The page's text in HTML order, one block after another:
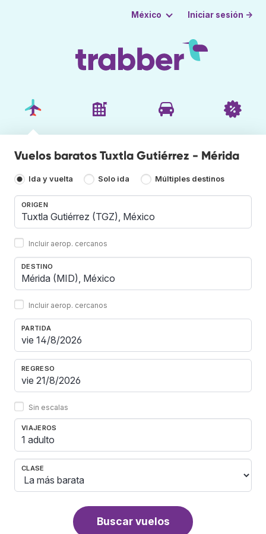
México Iniciar sesión →
Vuelos baratos Tuxtla Gutiérrez - Mérida
Ida y vuelta Solo ida Múltiples destinos
ORIGEN
Incluir aerop. cercanos
DESTINO
Incluir aerop. cercanos
PARTIDA
REGRESO
Sin escalas
VIAJEROS
1 adulto
CLASE
Buscar vuelos